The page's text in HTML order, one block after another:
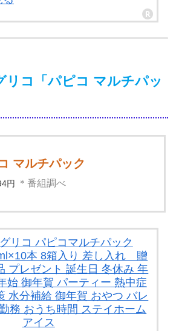
リコ「パピコ マルチパッ
マルチパック
円 ＊番組調べ
グリコ パピコマルチパック
本 8箱入り 差し入れ 贈
プレゼント 誕生日 冬休み 年
始 御年賀 パーティー 熱中症
水分補給 御年賀 おやつ バレ
務 おうち時間 ステイホーム
アイス